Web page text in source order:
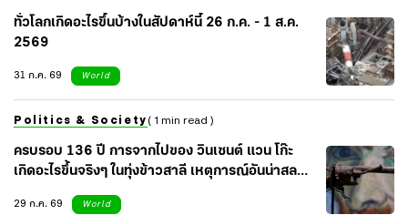
ทั่วโลกเกิดอะไรขึ้นบ้างในสัปดาห์นี้ 26 ก.ค. - 1 ส.ค.
2569
31 ก.ค. 69
World
Politics & Society ( 1 min read )
ครบรอบ 136 ปี การจากไปของ วินเซนต์ แวน โก๊ะ
เกิดอะไรขึ้นจริงๆ ในทุ่งข้าวสาลี เหตุการณ์อันน่าสลด
ของศิลปินผู้น่าเศร้า
29 ก.ค. 69 World